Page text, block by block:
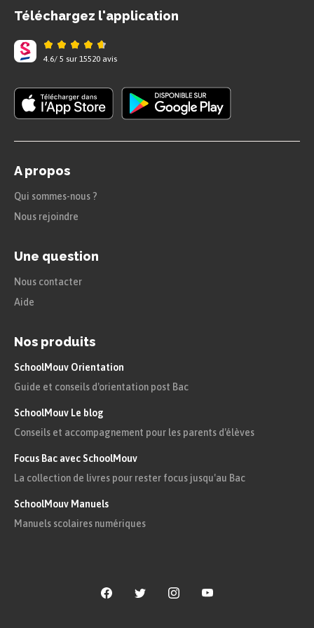
nécessite des compétences très
que la transformation du produit est
découle.
sont nationales. En effet, ces réseaux ont été
implantés bien avant la construction européenne.
Ils obéissent donc à des volontés de départ
souvent une logique unipolaire pour la France,
bicéphale pour l’Italie et l’Espagne et
multipolaires pour l’Allemagne. Cela signifie que
ville (Paris), deux pour l’Italie (Milan et Rome) et
l’Espagne (Madrid et Barcelone) et donc plusieurs
pour l’Allemagne.
Téléchargez l'application
4.6/ 5 sur 15520 avis
A propos
Qui sommes-nous ?
Nous rejoindre
Une question
Nous contacter
Aide
Nos produits
SchoolMouv Orientation
Guide et conseils d'orientation post Bac
SchoolMouv Le blog
Conseils et accompagnement pour les parents d'élèves
Focus Bac avec SchoolMouv
La collection de livres pour rester focus jusqu'au Bac
SchoolMouv Manuels
Manuels scolaires numériques